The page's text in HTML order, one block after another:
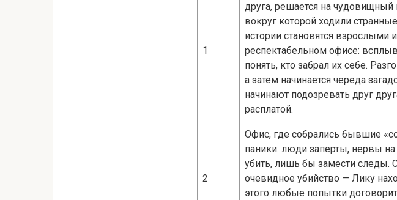
1
друга, решается на
вокруг которой ходили
истории становятся взрослыми
респектабельном офисе:
понять, кто забрал их себе.
а затем начинается череда
начинают подозревать друг
расплатой.
2
Офис, где собрались бывшие
паники: люди заперты, нервы
убить, лишь бы замести следы.
очевидное убийство — Лику
этого любые попытки